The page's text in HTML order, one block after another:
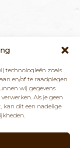
technologieën zoals
en/of te raadplegen.
wij gegevens
Als je geen
dit een nadelige